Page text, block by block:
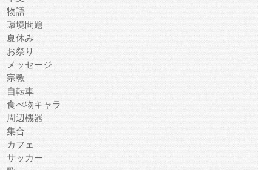
物語
環境問題
夏休み
お祭り
メッセージ
宗教
自転車
食べ物キャラ
周辺機器
集合
カフェ
サッカー